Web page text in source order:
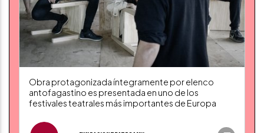
Obra protagonizada íntegramente por elenco
antofagastino es presentada en uno de los
festivales teatrales más importantes de Europa